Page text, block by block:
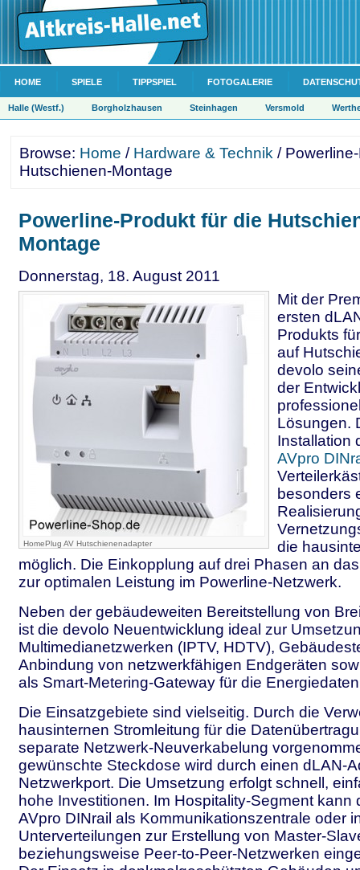
HOME SPIELE TIPPSPIEL FOTOGALERIE
Halle (Westf.) Borgholzhausen Steinhagen Versmold
Browse: Home / Hardware & Technik /
Hutschienen-Montage
Powerline-Produkt für die
Montage
Donnerstag, 18. August 2011
HomePlug AV Hutschienenadapter
Mit der
ersten
Produkts
auf
devolo
der
Lösungen.
Installation
AVpro
besonders
die
möglich. Die Einkopplung auf drei Phasen an
zur optimalen Leistung im Powerline-Netzwerk.
Neben der gebäudeweiten Bereitstellung von
ist die devolo Neuentwicklung ideal zur
Multimedianetzwerken (IPTV, HDTV),
Anbindung von netzwerkfähigen Endgeräten
als Smart-Metering-Gateway für die
Die Einsatzgebiete sind vielseitig. Durch die
hausinternen Stromleitung für die
separate Netzwerk-Neuverkabelung
gewünschte Steckdose wird durch einen dLAN-
Netzwerkport. Die Umsetzung erfolgt schnell,
hohe Investitionen. Im Hospitality-Segment kann
AVpro DINrail als Kommunikationszentrale oder
Unterverteilungen zur Erstellung von Master-
beziehungsweise Peer-to-Peer-Netzwerken